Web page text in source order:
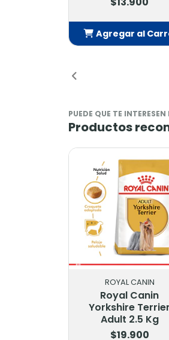
Agregar al
PUEDE QUE TE INTERESEN
Productos
ROYAL CANIN
Royal Canin
Yorkshire Terrier
Adult 2.5 Kg
$19.900